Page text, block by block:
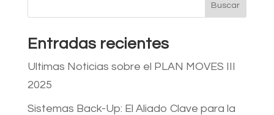
Buscar
Entradas recientes
Ultimas Noticias sobre el PLAN MOVES III
2025
Sistemas Back-Up: El Aliado Clave para la